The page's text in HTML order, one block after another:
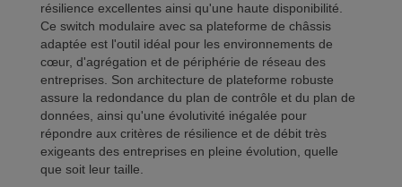
résilience excellentes ainsi qu'une haute disponibilité.
Ce switch modulaire avec sa plateforme de châssis
adaptée est l'outil idéal pour les environnements de
cœur, d'agrégation et de périphérie de réseau des
entreprises. Son architecture de plateforme robuste
assure la redondance du plan de contrôle et du plan de
données, ainsi qu'une évolutivité inégalée pour
répondre aux critères de résilience et de débit très
exigeants des entreprises en pleine évolution, quelle
que soit leur taille.